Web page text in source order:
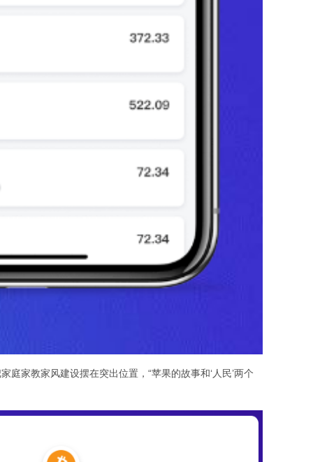
家教家风建设摆在突出位置，“苹果的故事和‘人民’两个